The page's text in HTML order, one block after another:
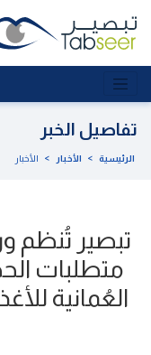
تفاصيل الخبر
الرئيسية > الأخبار > الأخبار
تبصير تُنظم
متطلبات
العُمانية